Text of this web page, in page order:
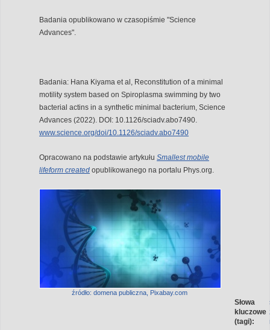
Badania opublikowano w czasopiśmie "Science
Advances".
Badania: Hana Kiyama et al, Reconstitution of a minimal
motility system based on Spiroplasma swimming by two
bacterial actins in a synthetic minimal bacterium, Science
Advances (2022). DOI: 10.1126/sciadv.abo7490.
www.science.org/doi/10.1126/sciadv.abo7490
Opracowano na podstawie artykułu Smallest mobile
lifeform created opublikowanego na portalu Phys.org.
źródło: domena publiczna, Pixabay.com
Słowa
kluczowe
(tagi):